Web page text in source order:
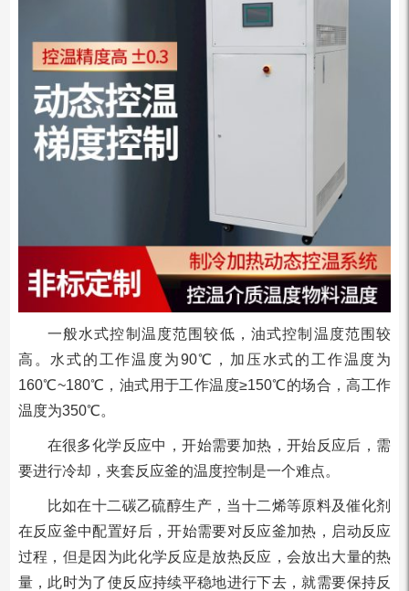
一般水式控制温度范围较低，油式控制温度范围较
高。水式的工作温度为90℃，加压水式的工作温度为
160℃~180℃，油式用于工作温度≥150℃的场合，高工作
温度为350℃。
在很多化学反应中，开始需要加热，开始反应后，需
要进行冷却，夹套反应釜的温度控制是一个难点。
比如在十二碳乙硫醇生产，当十二烯等原料及催化剂
在反应釜中配置好后，开始需要对反应釜加热，启动反应
过程，但是因为此化学反应是放热反应，会放出大量的热
量，此时为了使反应持续平稳地进行下去，就需要保持反